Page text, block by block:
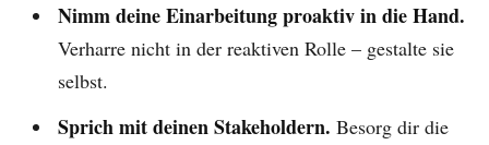
Nimm deine Einarbeitung proaktiv in die Hand.
Verharre nicht in der reaktiven Rolle – gestalte sie
selbst.
Sprich mit deinen Stakeholdern. Besorg dir die